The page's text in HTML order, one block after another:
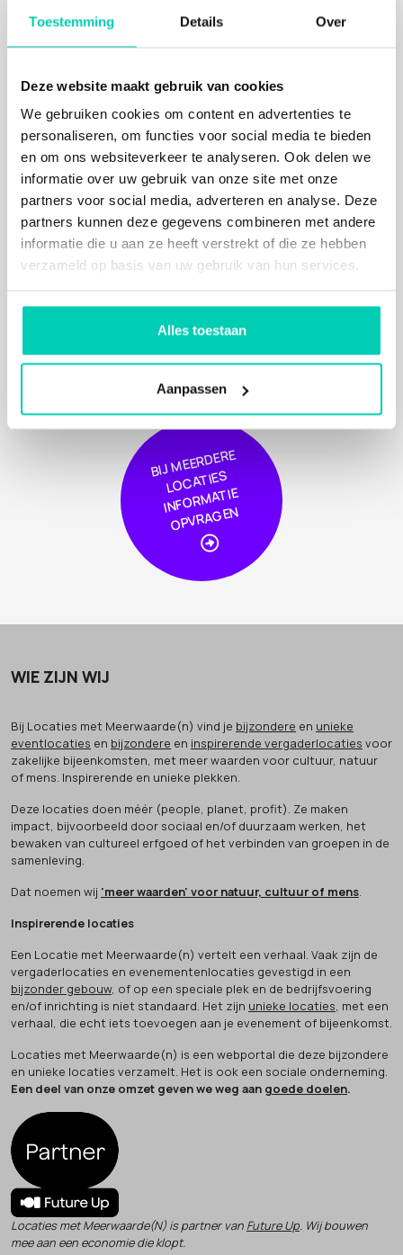
Toestemming Details Over
Deze website maakt gebruik van cookies
We gebruiken cookies om content en advertenties te
personaliseren, om functies voor social media te bieden
en om ons websiteverkeer te analyseren. Ook delen we
informatie over uw gebruik van onze site met onze
partners voor social media, adverteren en analyse. Deze
partners kunnen deze gegevens combineren met andere
informatie die u aan ze heeft verstrekt of die ze hebben
verzameld op basis van uw gebruik van hun services.
Alles toestaan
Aanpassen
BIJ
MEER
DERE
L
O
CA
TIE
S
I
NF
OR
MA
TIE
OPVRA
GE
N
WIE ZIJN WIJ
Bij Locaties met Meerwaarde(n) vind je bijzondere en unieke
eventlocaties en bijzondere en inspirerende vergaderlocaties voor
zakelijke bijeenkomsten, met meer waarden voor cultuur, natuur
of mens. Inspirerende en unieke plekken.
Deze locaties doen méér (people, planet, profit). Ze maken
impact, bijvoorbeeld door sociaal en/of duurzaam werken, het
bewaken van cultureel erfgoed of het verbinden van groepen in de
samenleving.
Dat noemen wij 'meer waarden' voor natuur, cultuur of mens.
Inspirerende locaties
Een Locatie met Meerwaarde(n) vertelt een verhaal. Vaak zijn de
vergaderlocaties en evenementenlocaties gevestigd in een
bijzonder gebouw, of op een speciale plek en de bedrijfsvoering
en/of inrichting is niet standaard. Het zijn unieke locaties, met een
verhaal, die echt iets toevoegen aan je evenement of bijeenkomst.
Locaties met Meerwaarde(n) is een webportal die deze bijzondere
en unieke locaties verzamelt. Het is ook een sociale onderneming.
Een deel van onze omzet geven we weg aan goede doelen.
Locaties met Meerwaarde(N) is partner van Future Up. Wij bouwen
mee aan een economie die klopt.